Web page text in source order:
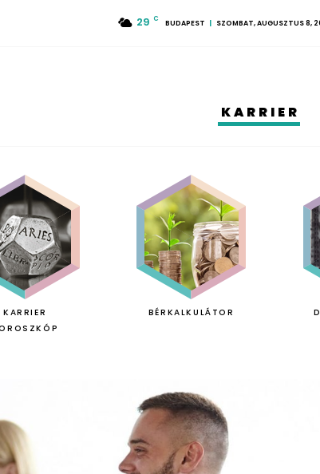
29 C BUDAPEST SZOMBAT, AUGUSZTUS 8,
KARRIER
KARRIER
BÉRKALKULÁTOR